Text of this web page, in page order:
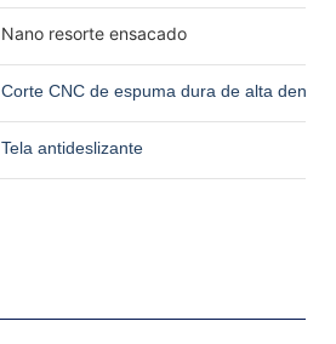
Nano resorte ensacado
Corte CNC de espuma dura de alta
Tela antideslizante